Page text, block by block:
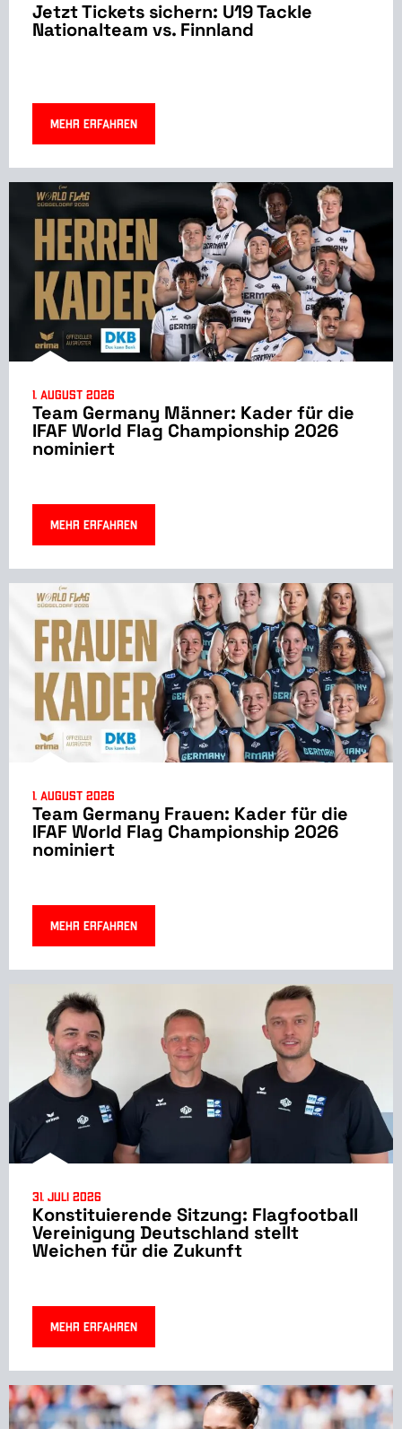
Jetzt Tickets sichern: U19 Tackle
Nationalteam vs. Finnland
Mehr erfahren
1. August 2026
Team Germany Männer: Kader für die
IFAF World Flag Championship 2026
nominiert
Mehr erfahren
1. August 2026
Team Germany Frauen: Kader für die
IFAF World Flag Championship 2026
nominiert
Mehr erfahren
31. Juli 2026
Konstituierende Sitzung: Flagfootball
Vereinigung Deutschland stellt
Weichen für die Zukunft
Mehr erfahren